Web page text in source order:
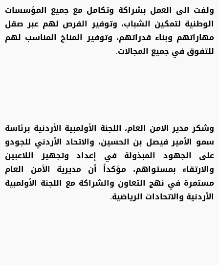
ولفت الى العمل بشراكة وتكامل مع جميع المؤسسات
الوطنية لتمكين الشباب، وتوفير الفرص لهم عبر صقل
مهاراتهم وبناء قدراتهم، وتوفير المناخ المناسب لهم
للتفوق في جميع المجالات.
وشكر مدير الامن العام، اللجنة الأولمبية الأردنية برئاسة
سمو الأمير فيصل بن الحسين، والاتحاد الأردني للجودو
على الجهود المبذولة في إعداد وتجهيز اللاعبين
والارتقاء بمستواهم، مؤكداً أن مديرية الأمن العام
مستمرة في نهج التعاون والشراكة مع اللجنة الأولمبية
الأردنية والاتحادات الرياضية.